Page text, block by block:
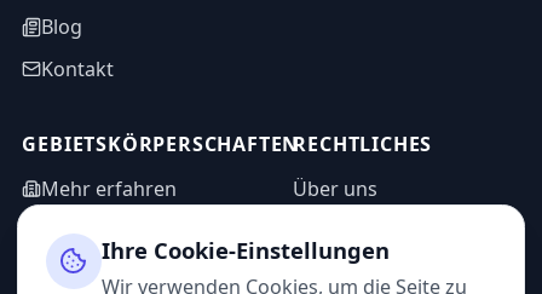
Blog
Kontakt
GEBIETSKÖRPERSCHAFTEN
Mehr erfahren
Informationsanfrage
Admin-Bereich
RECHTLICHES
Über uns
Impressum
Ihre Cookie-Einstellungen
Wir verwenden Cookies, um die Seite zu